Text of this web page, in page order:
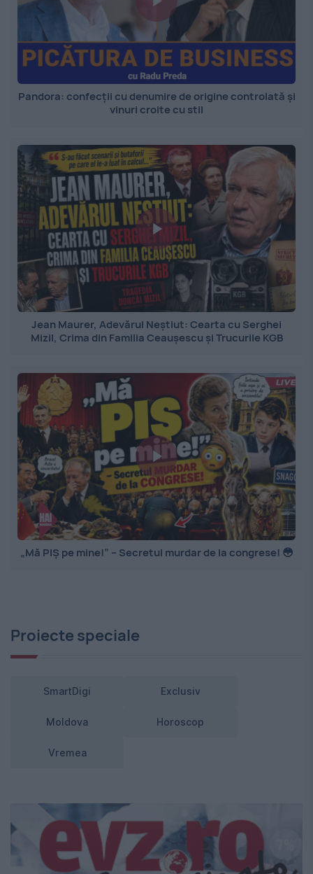
Pandora: confecții cu denumire de origine controlată și
vinuri croite cu stil
Jean Maurer, Adevărul Neștiut: Cearta cu Serghei
Mizil, Crima din Familia Ceaușescu și Trucurile KGB
„Mă PIȘ pe mine!” – Secretul murdar de la congrese! 😳
Proiecte speciale
SmartDigi Exclusiv
Moldova Horoscop
Vremea